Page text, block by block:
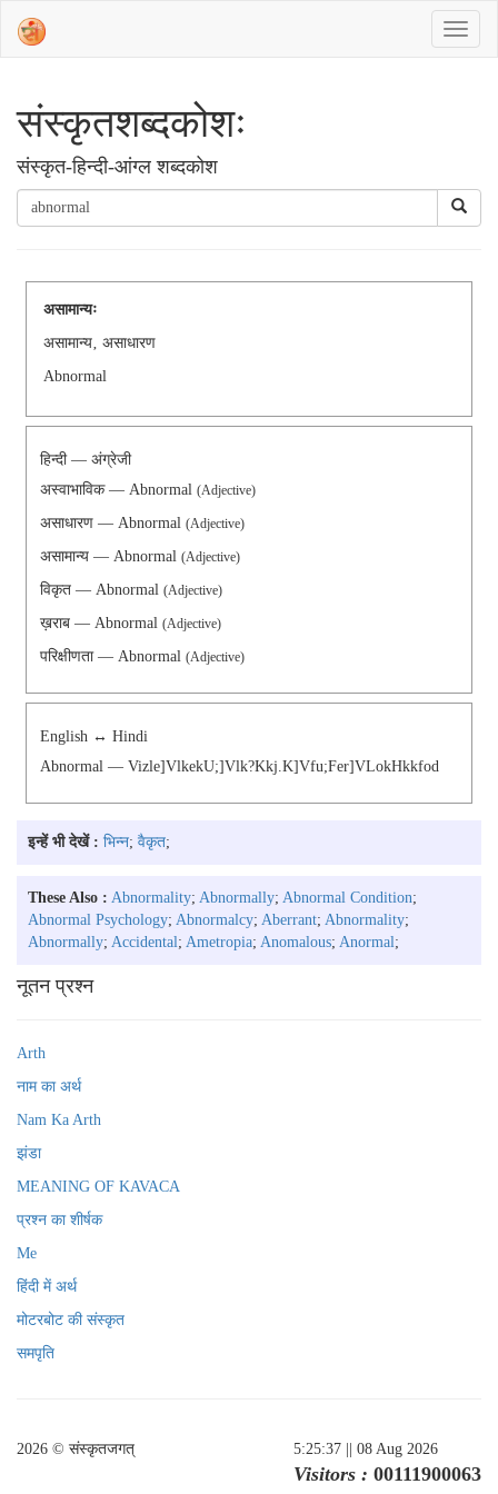
संस्‍कृतशब्‍दकोशः
संस्‍कृत-हिन्दी-आंग्ल शब्दकोश
असामान्यः
असामान्य‚ असाधारण
Abnormal
हिन्दी — अंग्रेजी
अस्वाभाविक — Abnormal (Adjective)
असाधारण — Abnormal (Adjective)
असामान्य — Abnormal (Adjective)
विकृत — Abnormal (Adjective)
ख़राब — Abnormal (Adjective)
परिक्षीणता — Abnormal (Adjective)
English ↔ Hindi
Abnormal — Vizle]vlkekU;]vlk?kkj.k]vfu;fer]vLokHkkfod
इन्हें भी देखें : भिन्न; वैकृत;
These Also : Abnormality; Abnormally; Abnormal Condition;
Abnormal Psychology; Abnormalcy; Aberrant; Abnormality;
Abnormally; Accidental; Ametropia; Anomalous; Anormal;
नूतन प्रश्न
Arth
नाम का अर्थ
Nam Ka Arth
झंडा
MEANING OF KAVACA
प्रश्न का शीर्षक
Me
हिंदी में अर्थ
मोटरबोट की संस्कृत
समपृति
2026 © संस्कृतजगत् 5:25:37 || 08 Aug 2026
Visitors : 00111900063